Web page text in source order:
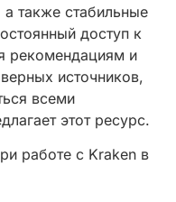
также стабильные
доступ к
рекомендациям и
источников,
всеми
этот ресурс.
работе с Kraken в